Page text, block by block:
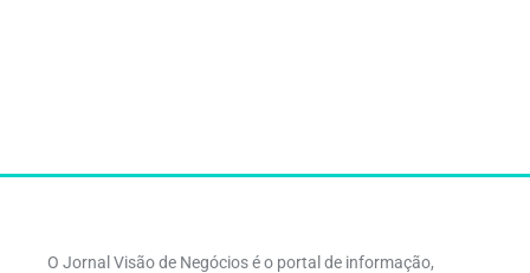
O Jornal Visão de Negócios é o portal de informação,